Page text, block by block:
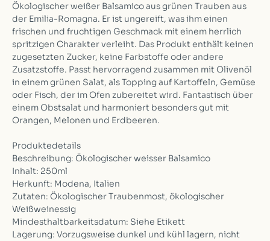
Ökologischer weißer Balsamico aus grünen Trauben aus
der Emilia-Romagna. Er ist ungereift, was ihm einen
frischen und fruchtigen Geschmack mit einem herrlich
spritzigen Charakter verleiht. Das Produkt enthält keinen
zugesetzten Zucker, keine Farbstoffe oder andere
Zusatzstoffe. Passt hervorragend zusammen mit Olivenöl
in einem grünen Salat, als Topping auf Kartoffeln, Gemüse
oder Fisch, der im Ofen zubereitet wird. Fantastisch über
einem Obstsalat und harmoniert besonders gut mit
Orangen, Melonen und Erdbeeren.
Produktedetails
Beschreibung: Ökologischer weisser Balsamico
Inhalt: 250ml
Herkunft: Modena, Italien
Zutaten: Ökologischer Traubenmost, ökologischer
Weißweinessig
Mindesthaltbarkeitsdatum: Siehe Etikett
Lagerung: Vorzugsweise dunkel und kühl lagern, nicht